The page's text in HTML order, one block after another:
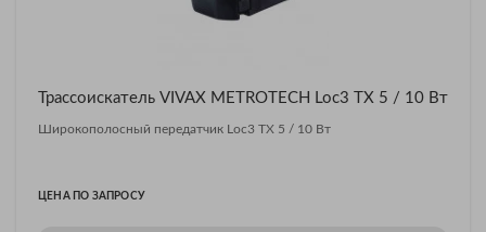
Трассоискатель VIVAX METROTECH Loc3 TX 5 / 10 Вт
Широкополосный передатчик Loc3 TX 5 / 10 Вт
ЦЕНА ПО ЗАПРОСУ